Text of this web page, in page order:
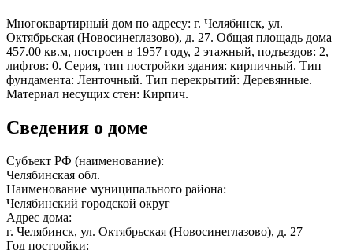
Многоквартирный дом по адресу: г. Челябинск, ул.
Октябрьская (Новосинеглазово), д. 27. Общая площадь дома
457.00 кв.м, построен в 1957 году, 2 этажный, подъездов: 2,
лифтов: 0. Серия, тип постройки здания: кирпичный. Тип
фундамента: Ленточный. Тип перекрытий: Деревянные.
Материал несущих стен: Кирпич.
Сведения о доме
Субъект РФ (наименование):
Челябинская обл.
Наименование муниципального района:
Челябинский городской округ
Адрес дома:
г. Челябинск, ул. Октябрьская (Новосинеглазово), д. 27
Год постройки: